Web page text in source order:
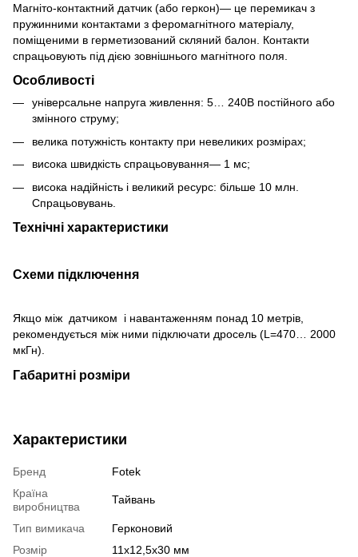
Магніто-контактний датчик (або геркон)— це перемикач з
пружинними контактами з феромагнітного матеріалу,
поміщеними в герметизований скляний балон. Контакти
спрацьовують під дією зовнішнього магнітного поля.
Особливості
універсальне напруга живлення: 5… 240В постійного або
змінного струму;
велика потужність контакту при невеликих розмірах;
висока швидкість спрацьовування— 1 мс;
висока надійність і великий ресурс: більше 10 млн.
Спрацьовувань.
Технічні характеристики
Схеми підключення
Якщо між датчиком і навантаженням понад 10 метрів,
рекомендується між ними підключати дросель (L=470… 2000
мкГн).
Габаритні розміри
Характеристики
Бренд
Fotek
Країна
виробництва
Тайвань
Тип вимикача
Герконовий
Розмір
11х12,5х30 мм